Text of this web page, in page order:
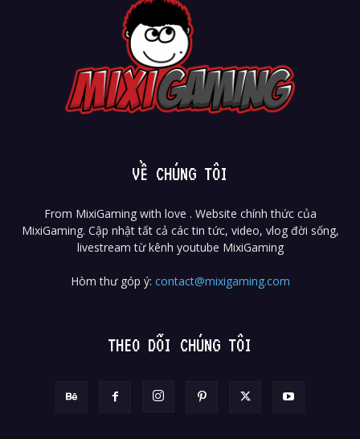
VỀ CHÚNG TÔI
From MixiGaming with love . Website chính thức của
MixiGaming. Cập nhật tất cả các tin tức, video, vlog đời sống,
livestream từ kênh youtube MixiGaming
Hòm thư góp ý: contact@mixigaming.com
THEO DÕI CHÚNG TÔI